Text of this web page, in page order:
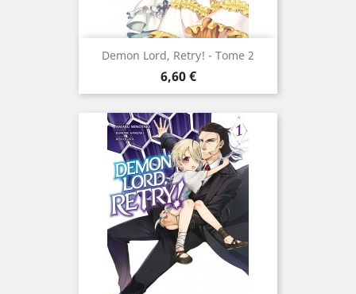
Demon Lord, Retry! - Tome 2
Prix
6,60 €